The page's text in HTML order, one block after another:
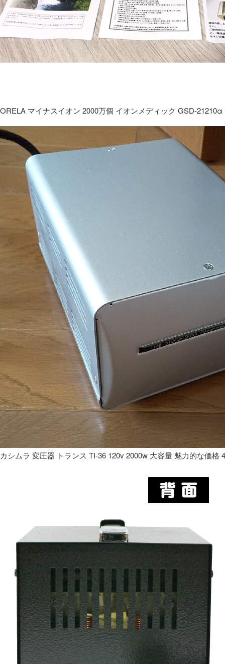
ORELA マイナスイオン 2000万個 イオンメディック GSD-21210α
カシムラ 変圧器 トランス TI-36 120v 2000w 大容量 魅力的な価格